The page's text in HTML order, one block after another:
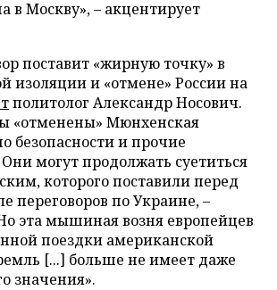
в Москву», – акцентирует
поставит «жирную точку» в
изоляции и «отмене» России на
политолог Александр Носович.
«отменены» Мюнхенская
безопасности и прочие
могут продолжать суетиться
которого поставили перед
переговоров по Украине, –
эта мышиная возня европейцев
поездки американской
[...] больше не имеет даже
значения».